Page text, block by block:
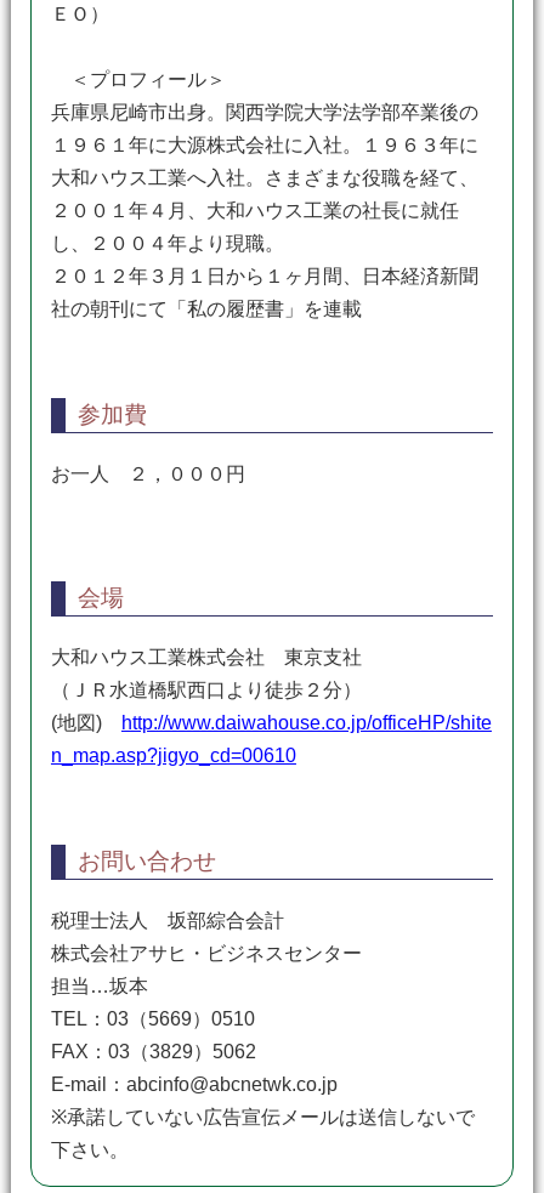
ＥＯ）
＜プロフィール＞
兵庫県尼崎市出身。関西学院大学法学部卒業後の
１９６１年に大源株式会社に入社。１９６３年に
大和ハウス工業へ入社。さまざまな役職を経て、
２００１年４月、大和ハウス工業の社長に就任
し、２００４年より現職。
２０１２年３月１日から１ヶ月間、日本経済新聞
社の朝刊にて「私の履歴書」を連載
参加費
お一人 ２，０００円
会場
大和ハウス工業株式会社 東京支社
（ＪＲ水道橋駅西口より徒歩２分）
(地図)
http://www.daiwahouse.co.jp/officeHP/shite
n_map.asp?jigyo_cd=00610
お問い合わせ
税理士法人 坂部綜合会計
株式会社アサヒ・ビジネスセンター
担当…坂本
TEL：03（5669）0510
FAX：03（3829）5062
E-mail：abcinfo@abcnetwk.co.jp
※承諾していない広告宣伝メールは送信しないで
下さい。